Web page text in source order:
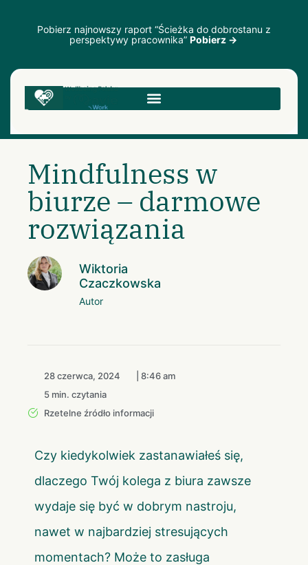
Pobierz najnowszy raport “Ścieżka do dobrostanu z
perspektywy pracownika” Pobierz →
Mindfulness w
biurze – darmowe
rozwiązania
Wiktoria
Czaczkowska
Autor
28 czerwca, 2024
8:46 am
5 min. czytania
Rzetelne źródło informacji
Czy kiedykolwiek zastanawiałeś się,
dlaczego Twój kolega z biura zawsze
wydaje się być w dobrym nastroju,
nawet w najbardziej stresujących
momentach? Może to zasługa